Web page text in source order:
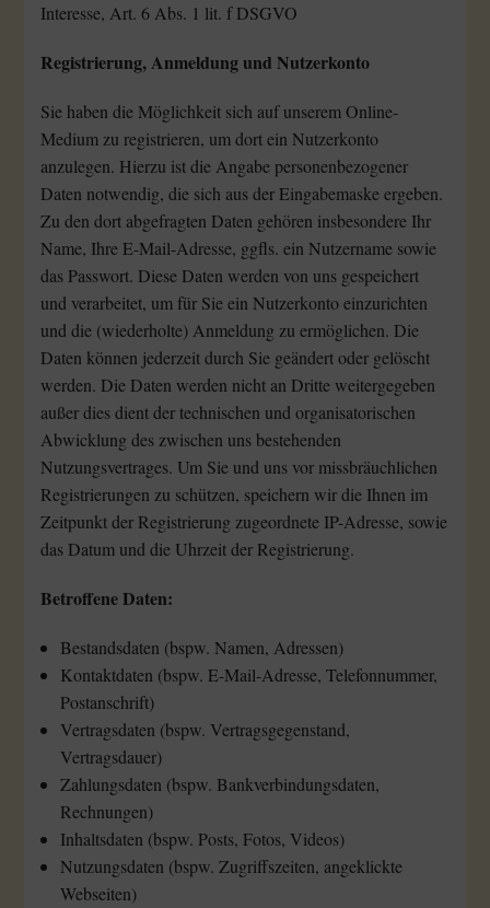
Interesse, Art. 6 Abs. 1 lit. f DSGVO
Registrierung, Anmeldung und Nutzerkonto
Sie haben die Möglichkeit sich auf unserem Online-
Medium zu registrieren, um dort ein Nutzerkonto
anzulegen. Hierzu ist die Angabe personenbezogener
Daten notwendig, die sich aus der Eingabemaske ergeben.
Zu den dort abgefragten Daten gehören insbesondere Ihr
Name, Ihre E-Mail-Adresse, ggfls. ein Nutzername sowie
das Passwort. Diese Daten werden von uns gespeichert
und verarbeitet, um für Sie ein Nutzerkonto einzurichten
und die (wiederholte) Anmeldung zu ermöglichen. Die
Daten können jederzeit durch Sie geändert oder gelöscht
werden. Die Daten werden nicht an Dritte weitergegeben
außer dies dient der technischen und organisatorischen
Abwicklung des zwischen uns bestehenden
Nutzungsvertrages. Um Sie und uns vor missbräuchlichen
Registrierungen zu schützen, speichern wir die Ihnen im
Zeitpunkt der Registrierung zugeordnete IP-Adresse, sowie
das Datum und die Uhrzeit der Registrierung.
Betroffene Daten:
Bestandsdaten (bspw. Namen, Adressen)
Kontaktdaten (bspw. E-Mail-Adresse, Telefonnummer,
Postanschrift)
Vertragsdaten (bspw. Vertragsgegenstand,
Vertragsdauer)
Zahlungsdaten (bspw. Bankverbindungsdaten,
Rechnungen)
Inhaltsdaten (bspw. Posts, Fotos, Videos)
Nutzungsdaten (bspw. Zugriffszeiten, angeklickte
Webseiten)